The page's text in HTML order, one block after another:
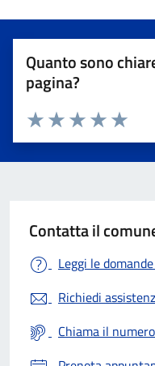
Quanto sono
pagina?
Valuta
Valuta 4
Valuta 3 stelle
Valuta 2 stelle su 5
Valuta 1 stelle su 5
Contatta il
Leggi le
Richiedi
Chiama il